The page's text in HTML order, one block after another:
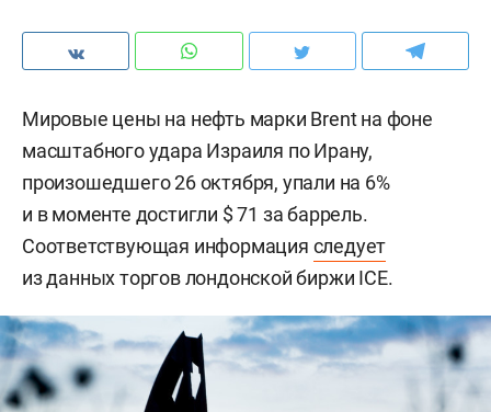
Мировые цены на нефть марки Brent на фоне
масштабного удара Израиля по Ирану,
произошедшего 26 октября, упали на 6%
и в моменте достигли $ 71 за баррель.
Соответствующая информация следует
из данных торгов лондонской биржи ICE.